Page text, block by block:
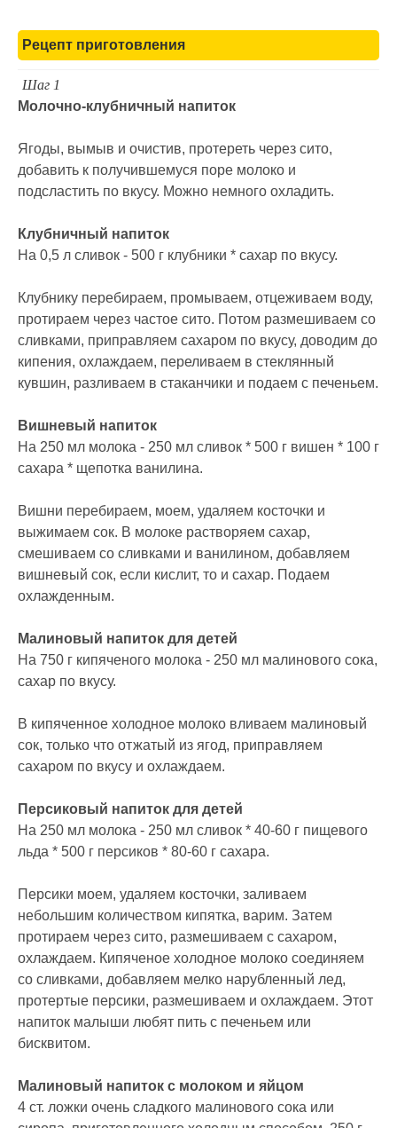
Рецепт приготовления
Шаг 1
Молочно-клубничный напиток
Ягоды, вымыв и очистив, протереть через сито,
добавить к получившемуся поре молоко и
подсластить по вкусу. Можно немного охладить.
Клубничный напиток
На 0,5 л сливок - 500 г клубники * сахар по вкусу.
Клубнику перебираем, промываем, отцеживаем воду,
протираем через частое сито. Потом размешиваем со
сливками, приправляем сахаром по вкусу, доводим до
кипения, охлаждаем, переливаем в стеклянный
кувшин, разливаем в стаканчики и подаем с печеньем.
Вишневый напиток
На 250 мл молока - 250 мл сливок * 500 г вишен * 100 г
сахара * щепотка ванилина.
Вишни перебираем, моем, удаляем косточки и
выжимаем сок. В молоке растворяем сахар,
смешиваем со сливками и ванилином, добавляем
вишневый сок, если кислит, то и сахар. Подаем
охлажденным.
Малиновый напиток для детей
На 750 г кипяченого молока - 250 мл малинового сока,
сахар по вкусу.
В кипяченное холодное молоко вливаем малиновый
сок, только что отжатый из ягод, приправляем
сахаром по вкусу и охлаждаем.
Персиковый напиток для детей
На 250 мл молока - 250 мл сливок * 40-60 г пищевого
льда * 500 г персиков * 80-60 г сахара.
Персики моем, удаляем косточки, заливаем
небольшим количеством кипятка, варим. Затем
протираем через сито, размешиваем с сахаром,
охлаждаем. Кипяченое холодное молоко соединяем
со сливками, добавляем мелко нарубленный лед,
протертые персики, размешиваем и охлаждаем. Этот
напиток малыши любят пить с печеньем или
бисквитом.
Малиновый напиток с молоком и яйцом
4 ст. ложки очень сладкого малинового сока или